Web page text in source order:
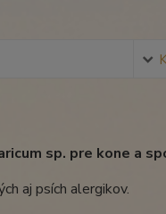
sp. pre kone a
aj psích alergikov.